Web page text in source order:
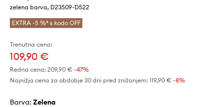
zelena barva, D23509-D522
EXTRA -5 %* s kodo OFF
Trenutna cena:
109,90 €
Redna cena: 209,90 € -47%
Najnižja cena za obdobje 30 dni pred znižanjem: 119,90 € -8%
Barva: zelena